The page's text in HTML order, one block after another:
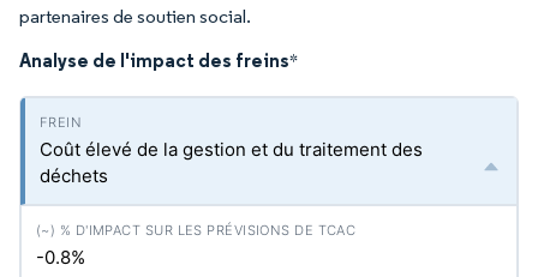
partenaires de soutien social.
Analyse de l'impact des freins*
Coût élevé de la gestion et du traitement des
déchets
-0.8%